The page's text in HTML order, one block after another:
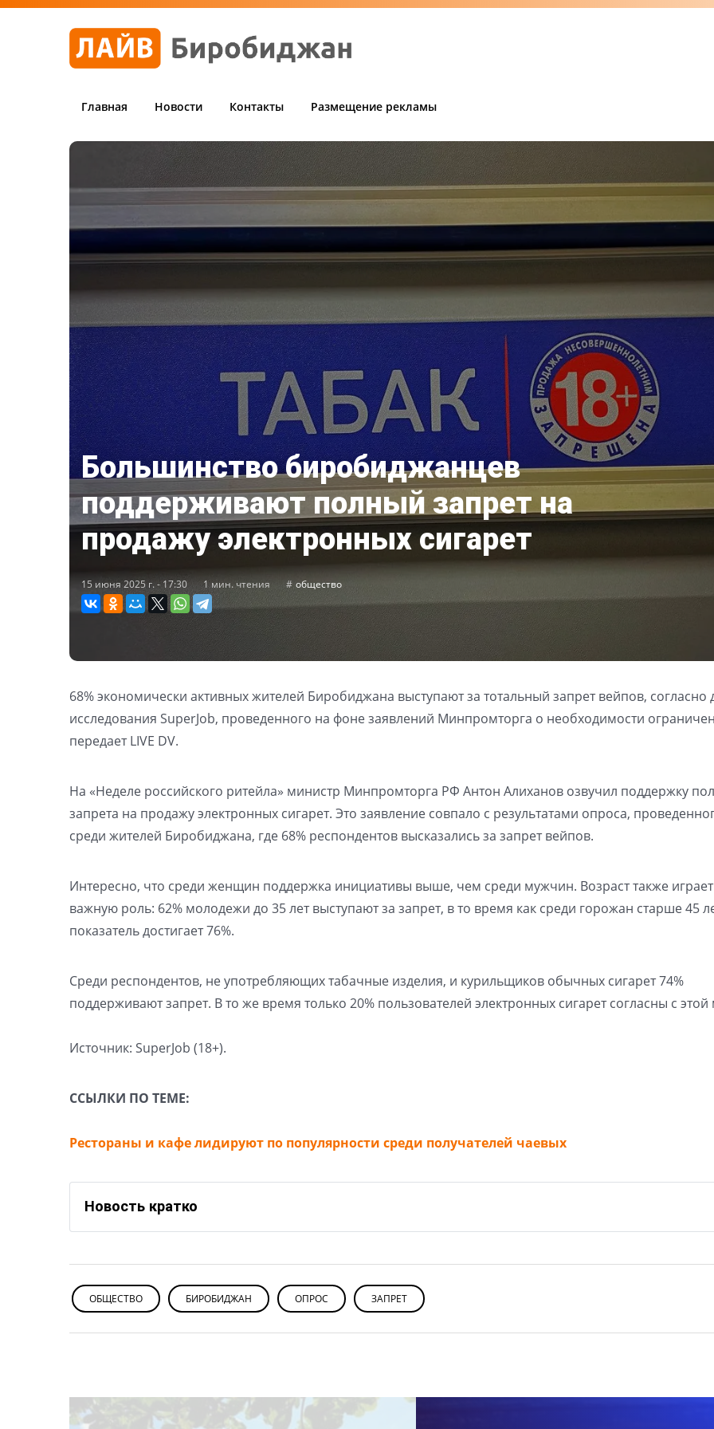
Главная Новости Контакты Размещение рекламы
Большинство биробиджанцев
поддерживают полный запрет на
продажу электронных сигарет
15 июня 2025 г. - 17:30 1 мин. чтения общество
68% экономически активных жителей Биробиджана выступают за тотальный запрет вейпов,
исследования SuperJob, проведенного на фоне заявлений Минпромторга о необходимости
передает LIVE DV.
На «Неделе российского ритейла» министр Минпромторга РФ Антон Алиханов озвучил поддержку
запрета на продажу электронных сигарет. Это заявление совпало с результатами опроса,
среди жителей Биробиджана, где 68% респондентов высказались за запрет вейпов.
Интересно, что среди женщин поддержка инициативы выше, чем среди мужчин. Возраст также играет
важную роль: 62% молодежи до 35 лет выступают за запрет, в то время как среди горожан старше 45
показатель достигает 76%.
Среди респондентов, не употребляющих табачные изделия, и курильщиков обычных сигарет 74%
поддерживают запрет. В то же время только 20% пользователей электронных сигарет согласны с
Источник: SuperJob (18+).
ССЫЛКИ ПО ТЕМЕ:
Рестораны и кафе лидируют по популярности среди получателей чаевых
Новость кратко
ОБЩЕСТВО БИРОБИДЖАН ОПРОС ЗАПРЕТ